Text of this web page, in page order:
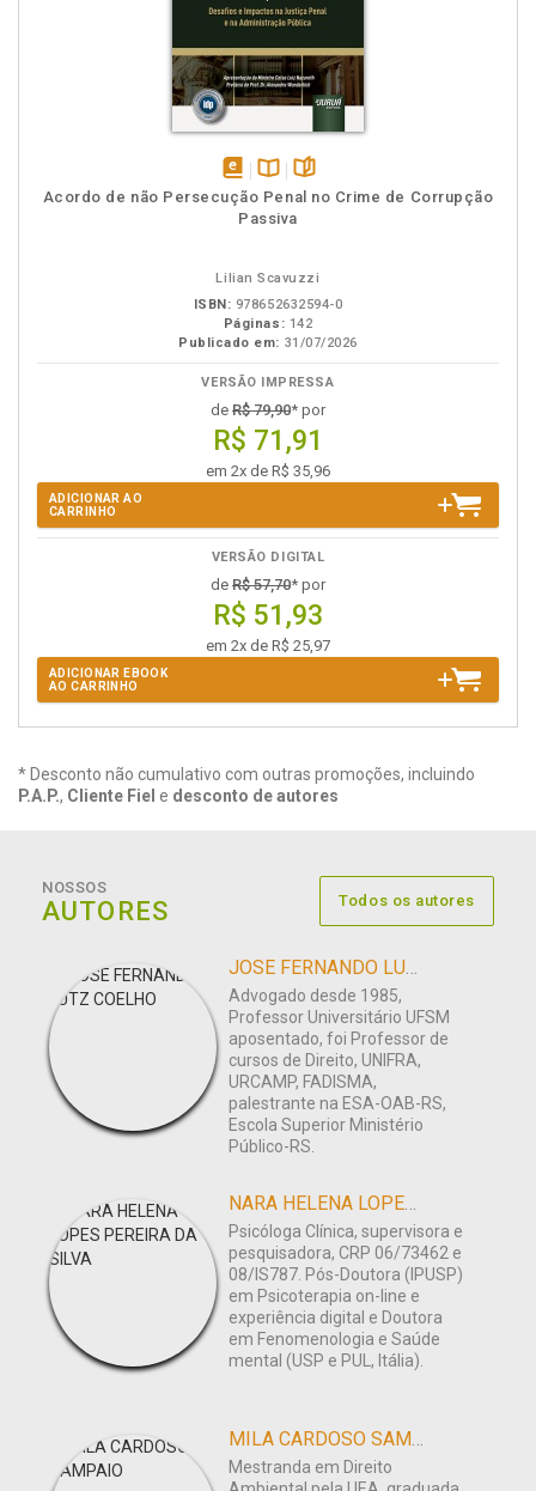
disponível
em
Disponível
na
páginas
Acordo de não Persecução Penal no Crime de Corrupção
Passiva
Lilian Scavuzzi
ISBN: 978652632594-0
Páginas: 142
Publicado em: 31/07/2026
VERSÃO IMPRESSA
de R$ 79,90* por
R$ 71,91
em 2x de R$ 35,96
ADICIONAR AO
CARRINHO
VERSÃO DIGITAL
de R$ 57,70* por
R$ 51,93
em 2x de R$ 25,97
ADICIONAR EBOOK
AO CARRINHO
* Desconto não cumulativo com outras promoções, incluindo
P.A.P., Cliente Fiel e desconto de autores
NOSSOS
AUTORES Todos os autores
JOSE FERNANDO LUTZ COELHO
Advogado desde 1985,
Professor Universitário UFSM
aposentado, foi Professor de
cursos de Direito, UNIFRA,
URCAMP, FADISMA,
palestrante na ESA-OAB-RS,
Escola Superior Ministério
Público-RS.
NARA HELENA LOPES PEREIRA DA SILVA
Psicóloga Clínica, supervisora e
pesquisadora, CRP 06/73462 e
08/IS787. Pós-Doutora (IPUSP)
em Psicoterapia on-line e
experiência digital e Doutora
em Fenomenologia e Saúde
mental (USP e PUL, Itália).
MILA CARDOSO SAMPAIO
Mestranda em Direito